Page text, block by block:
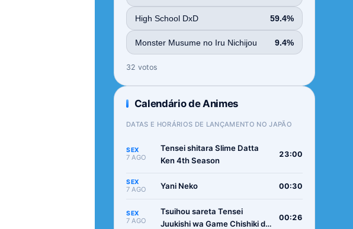
High School DxD 59.4%
Monster Musume no Iru Nichijou 9.4%
32 votos
Calendário de Animes
DATAS E HORÁRIOS DE LANÇAMENTO NO JAPÃO
SEX
7 AGO
Tensei shitara Slime Datta
Ken 4th Season
23:00
SEX
7 AGO Yani Neko 00:30
SEX
7 AGO
Tsuihou sareta Tensei
Juukishi wa Game Chishiki de
00:26